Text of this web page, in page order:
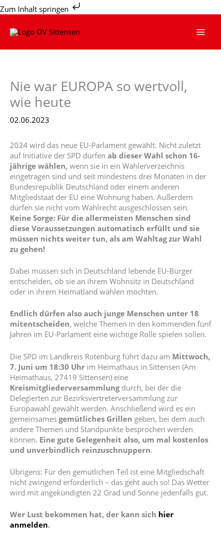
Zum Inhalt springen
Zum
Inhalt
Nie war EUROPA so wertvoll,
wie heute
02.06.2023
2024 wird das neue EU-Parlament gewählt. Nicht zuletzt
auf Initiative der SPD dürfen ab dieser Wahl schon 16-
jährige wählen, wenn sie in ein Wählerverzeichnis
eingetragen sind und seit mindestens drei Monaten in der
Bundesrepublik Deutschland oder einem anderen
Mitgliedstaat der EU eine Wohnung haben. Außerdem
dürfen sie nicht vom Wahlrecht ausgeschlossen sein.
Keine Sorge: Für die allermeisten Menschen sind
diese Voraussetzungen automatisch erfüllt und sie
müssen nichts weiter tun, als am Wahltag zur Wahl
zu gehen!
Dabei müssen sich in Deutschland lebende EU-Bürger
entscheiden, ob sie an ihrem Wohnsitz in Deutschland
oder in ihrem Heimatland wählen möchten.
Endlich dürfen also auch junge Menschen unter 18
mitentscheiden, welche Themen in den kommenden fünf
Jahren im EU-Parlament eine wichtige Rolle spielen sollen.
Die SPD im Landkreis Rotenburg führt dazu am Mittwoch,
7. Juni um 18:30 Uhr im Heimathaus in Sittensen (Am
Heimathaus, 27419 Sittensen) eine
Kreismitgliederversammlungdurch, bei der die
Delegierten zur Bezirksvertreterversammlung zur
Europawahl gewählt werden. Anschließend wird es ein
gemeinsames gemütliches Grillen geben, bei dem auch
andere Themen und Standpunkte besprochen werden
können. Eine gute Gelegenheit also, um mal kostenlos
und unverbindlich reinzuschnuppern.
Übrigens: Für den gemütlichen Teil ist eine Mitgliedschaft
nicht zwingend erforderlich – das geht auch so! Das Wetter
wird mit angekündigten 22 Grad und Sonne jedenfalls gut.
Wer Lust bekommen hat, der kann sich hier
anmelden.